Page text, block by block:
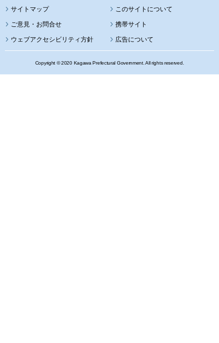
サイトマップ このサイトについて
携帯サイト
ウェブアクセシビリティ方針 広告について
Copyright © 2020 Kagawa Prefectural Government. All rights reserved.